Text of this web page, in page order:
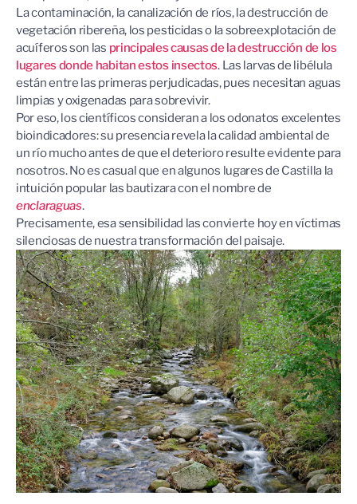
La contaminación, la canalización de ríos, la destrucción de
vegetación ribereña, los pesticidas o la sobreexplotación de
acuíferos son las principales causas de la destrucción de los
lugares donde habitan estos insectos. Las larvas de libélula
están entre las primeras perjudicadas, pues necesitan aguas
limpias y oxigenadas para sobrevivir.
Por eso, los científicos consideran a los odonatos excelentes
bioindicadores: su presencia revela la calidad ambiental de
un río mucho antes de que el deterioro resulte evidente para
nosotros. No es casual que en algunos lugares de Castilla la
intuición popular las bautizara con el nombre de
enclaraguas.
Precisamente, esa sensibilidad las convierte hoy en víctimas
silenciosas de nuestra transformación del paisaje.